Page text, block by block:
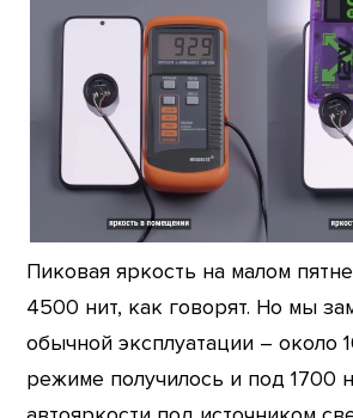
Пиковая яркость на малом
4500 нит, как говорят. Но мы
обычной эксплуатации – около
режиме получилось и под 1700